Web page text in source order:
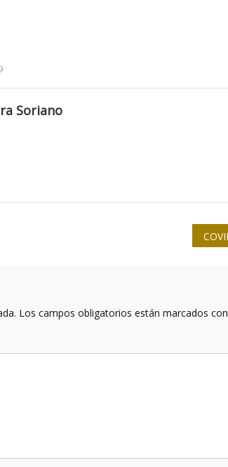
Soriano
Los campos obligatorios están marcados con